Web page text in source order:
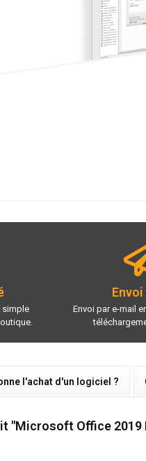
simple
Envoi par e-mail
l'achat d'un logiciel ?
"Microsoft Office 2019